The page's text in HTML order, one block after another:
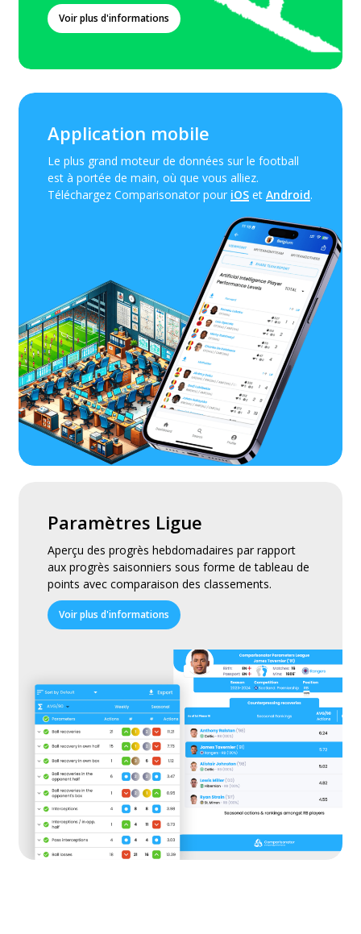
Voir plus d'informations
Application mobile
Le plus grand moteur de données sur le football
est à portée de main, où que vous alliez.
Téléchargez Comparisonator pour iOSet Android.
Paramètres Ligue
Aperçu des progrès hebdomadaires par rapport
aux progrès saisonniers sous forme de tableau de
points avec comparaison des classements.
Voir plus d'informations